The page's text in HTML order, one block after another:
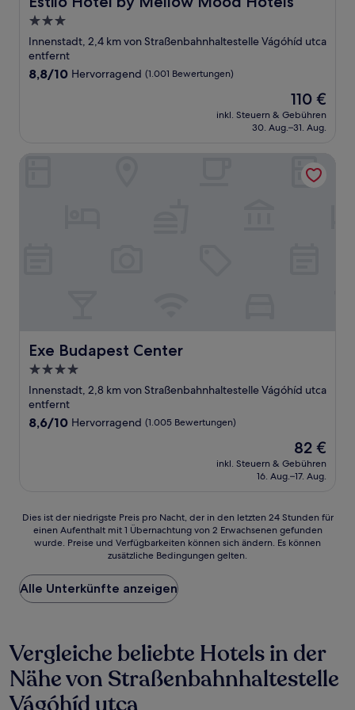
3.0-
Sterne-
Unterkunft
Innenstadt, 2,4 km von Straßenbahnhaltestelle Vágóhíd utca
entfernt
8.8
8,8/10 Hervorragend (1.001 Bewertungen)
Der
Preis
beträgt
110 €
inkl. Steuern & Gebühren
30. Aug.–31. Aug.
Exe Budapest Center
Exe Budapest Center
4.0-
Sterne-
Unterkunft
Innenstadt, 2,8 km von Straßenbahnhaltestelle Vágóhíd utca
entfernt
8.6
8,6/10 Hervorragend (1.005 Bewertungen)
Der
Preis
beträgt
82 €
inkl. Steuern & Gebühren
16. Aug.–17. Aug.
Dies
der
Preis
pro
Nacht,
den
letzten
24 Stunden
für
einen
Dies ist der niedrigste Preis pro Nacht, der in den letzten 24 Stunden für
einen Aufenthalt mit 1 Übernachtung von 2 Erwachsenen gefunden
wurde. Preise und Verfügbarkeiten können sich ändern. Es können
zusätzliche Bedingungen gelten.
Alle Unterkünfte anzeigen
Vergleiche beliebte Hotels in der
Nähe von Straßenbahnhaltestelle